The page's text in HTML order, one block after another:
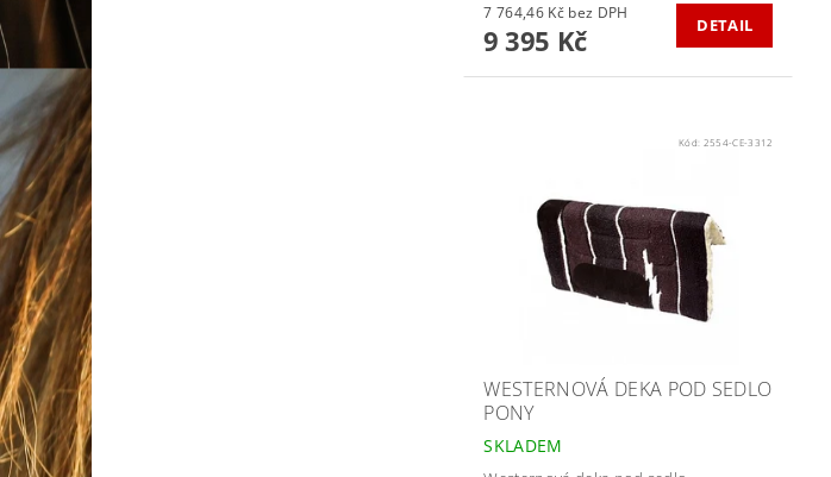
7 764,46 Kč bez DPH
9 395 Kč DETAIL
Kód: 2554-CE-3312
WESTERNOVÁ DEKA POD SEDLO
PONY
SKLADEM